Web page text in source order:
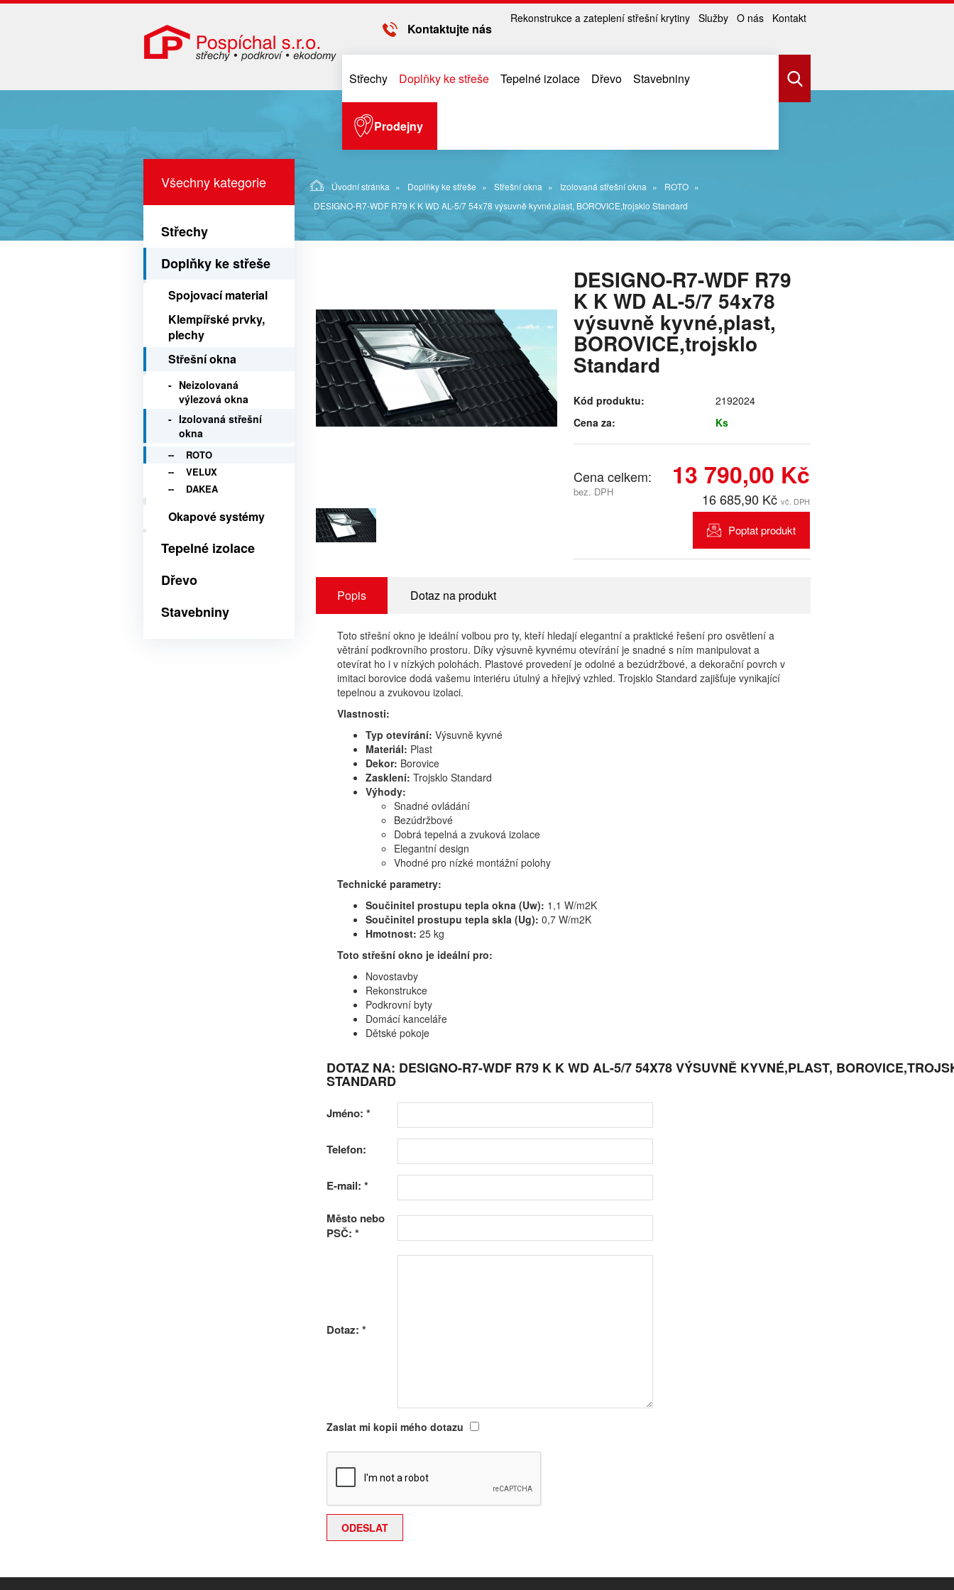
Rekonstrukce a zateplení střešní krytiny Služby O nás Kontakt
Kontaktujte nás
Střechy Doplňky ke střeše Tepelné izolace Dřevo Stavebniny
Prodejny
Úvodní stránka Doplňky ke střeše Střešní okna Izolovaná střešní okna
ROTO
DESIGNO-R7-WDF R79 K K WD AL-5/7 54x78 výsuvně kyvné,plast, BOROVICE,trojsklo Standard
Všechny kategorie
Střechy
Doplňky ke střeše
Spojovací material
Klempířské prvky,
plechy
Střešní okna
Neizolovaná
výlezová okna
Izolovaná střešní
okna
ROTO
VELUX
DAKEA
Okapové systémy
Tepelné izolace
Dřevo
Stavebniny
DESIGNO-R7-WDF R79
K K WD AL-5/7 54x78
výsuvně kyvné,plast,
BOROVICE,trojsklo
Standard
Kód produktu:
2192024
Cena za:
Ks
Cena celkem:
bez. DPH
13 790,00 Kč
16 685,90 Kčvč. DPH
Poptat produkt
Popis Dotaz na produkt
Toto střešní okno je ideální volbou pro ty, kteří hledají elegantní a praktické řešení pro osvětlení a
větrání podkrovního prostoru. Díky výsuvně kyvnému otevírání je snadné s ním manipulovat a
otevírat ho i v nízkých polohách. Plastové provedení je odolné a bezúdržbové, a dekorační povrch v
imitaci borovice dodá vašemu interiéru útulný a hřejivý vzhled. Trojsklo Standard zajišťuje vynikající
tepelnou a zvukovou izolaci.
Vlastnosti:
Typ otevírání: Výsuvně kyvné
Materiál: Plast
Dekor: Borovice
Zasklení: Trojsklo Standard
Výhody:
Snadné ovládání
Bezúdržbové
Dobrá tepelná a zvuková izolace
Elegantní design
Vhodné pro nízké montážní polohy
Technické parametry:
Součinitel prostupu tepla okna (Uw): 1,1 W/m2K
Součinitel prostupu tepla skla (Ug): 0,7 W/m2K
Hmotnost: 25 kg
Toto střešní okno je ideální pro:
Novostavby
Rekonstrukce
Podkrovní byty
Domácí kanceláře
Dětské pokoje
DOTAZ NA: DESIGNO-R7-WDF R79 K K WD AL-5/7 54X78 VÝSUVNĚ KYVNÉ,PLAST,
STANDARD
Jméno: *
Telefon:
E-mail: *
Město nebo
PSČ: *
Dotaz: *
Zaslat mi kopii mého dotazu